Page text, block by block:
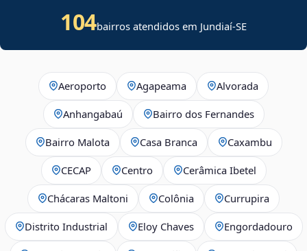
104bairros atendidos em Jundiaí-SE
Aeroporto Agapeama Alvorada
Anhangabaú Bairro dos Fernandes
Bairro Malota Casa Branca Caxambu
CECAP Centro Cerâmica Ibetel
Chácaras Maltoni Colônia Currupira
Distrito Industrial Eloy Chaves Engordadouro